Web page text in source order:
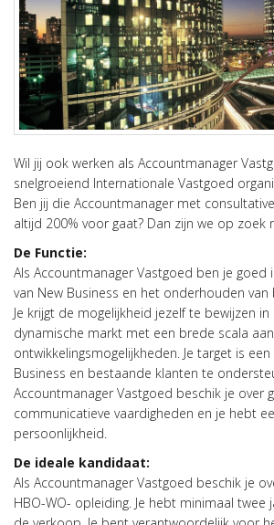
Wil jij ook werken als Accountmanager
snelgroeiend Internationale Vastgoed
Ben jij die Accountmanager met
altijd 200% voor gaat? Dan zijn we op zoek
De Functie:
Als Accountmanager Vastgoed ben je goed
van New Business en het onderhouden
Je krijgt de mogelijkheid jezelf te bewijzen in
dynamische markt met een brede scala aan
ontwikkelingsmogelijkheden. Je target is
Business en bestaande klanten te
Accountmanager Vastgoed beschik je over
communicatieve vaardigheden en je hebt
persoonlijkheid.
De ideale kandidaat:
Als Accountmanager Vastgoed beschik je
HBO-WO- opleiding. Je hebt minimaal twee